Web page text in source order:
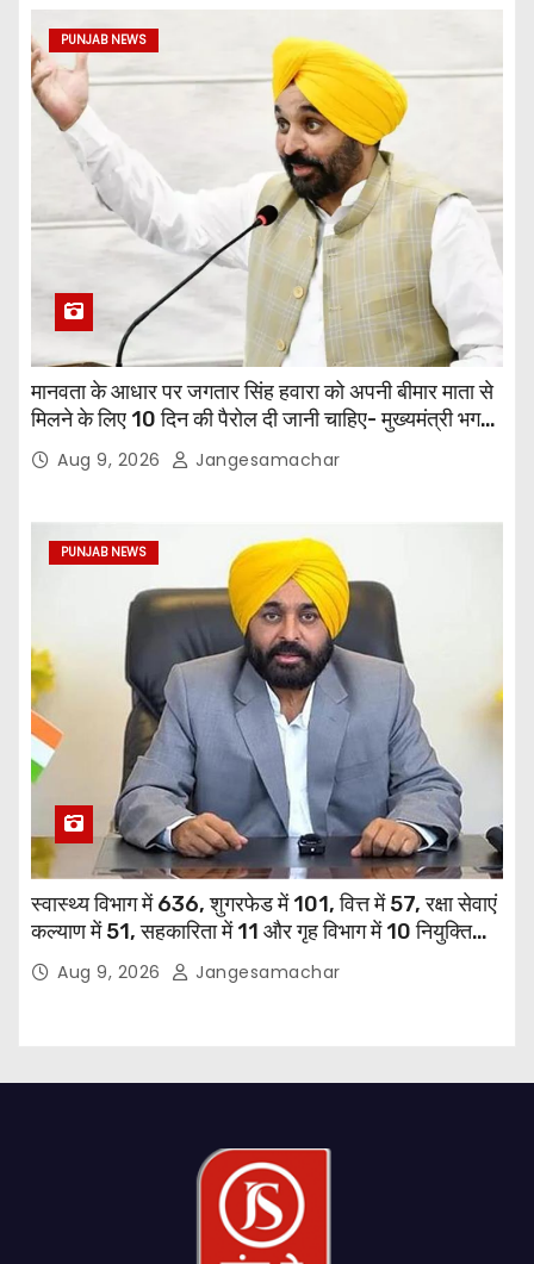
PUNJAB NEWS
मानवता के आधार पर जगतार सिंह हवारा को अपनी बीमार माता से
मिलने के लिए 10 दिन की पैरोल दी जानी चाहिए- मुख्यमंत्री भगवंत
सिंह मानAug 9, 2026 Jangesamachar
PUNJAB NEWS
स्वास्थ्य विभाग में 636, शुगरफेड में 101, वित्त में 57, रक्षा सेवाएं
कल्याण में 51, सहकारिता में 11 और गृह विभाग में 10 नियुक्तियां
हुईं: मुख्यमंत्री भगवंत सिंह मान
Aug 9, 2026 Jangesamachar